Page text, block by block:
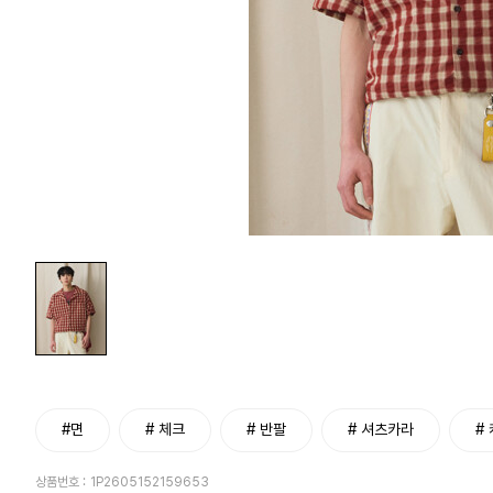
#면 # 체크 # 반팔 # 셔츠카라 #
상품번호 : 1P2605152159653